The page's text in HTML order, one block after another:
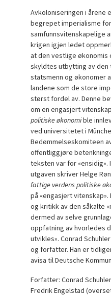
Avkoloniseringen i årene
begrepet imperialisme
samfunnsvitenskapelige
krigen igjen ledet
at den vestlige
skyldtes utbytting av
statsmenn og økonomer
landene som de store
størst fordel av. Denne
om en engasjert
politiske økonomible
ved universitetet i
Bedømmelseskomiteen
offentliggjøre
teksten var for «ensidig».
utgaven skriver Helge
fattige verdens politiske
på «engasjert
og kritikk av den såkalte
dermed av selve
oppfatning av hvorledes
utvikles». Conrad
og forfatter. Han er
avisa til Deutsche
Forfatter: Conrad
Fredrik Engelstad